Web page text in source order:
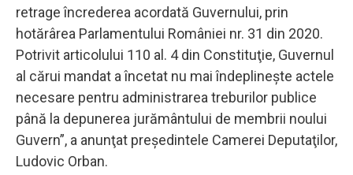
retrage încrederea acordată Guvernului, prin
hotărârea Parlamentului României nr. 31 din 2020.
Potrivit articolului 110 al. 4 din Constituţie, Guvernul
al cărui mandat a încetat nu mai îndeplineşte actele
necesare pentru administrarea treburilor publice
până la depunerea jurământului de membrii noului
Guvern”, a anunţat preşedintele Camerei Deputaţilor,
Ludovic Orban.